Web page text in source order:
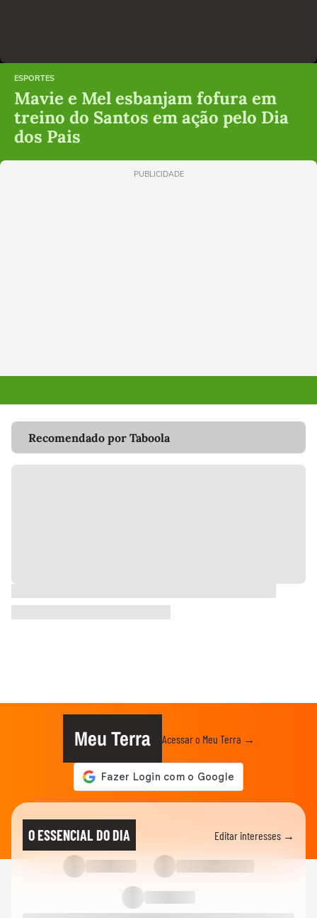
ESPORTES
Mavie e Mel esbanjam fofura em
treino do Santos em ação pelo Dia
dos Pais
PUBLICIDADE
Recomendado por Taboola
Meu Terra Acessar o Meu Terra →
O ESSENCIAL DO DIA Editar interesses →